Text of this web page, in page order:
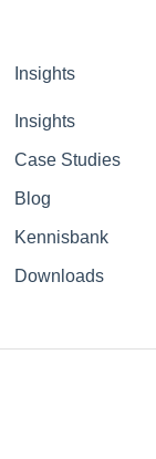
Insights
Insights
Case Studies
Blog
Kennisbank
Downloads